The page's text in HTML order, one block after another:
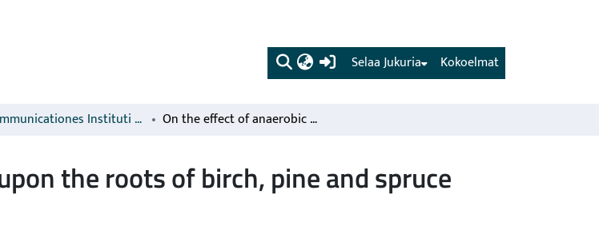
(current) Kokoelmat
Selaa Jukuria
Communicationes Instituti Forestalis Fenniae On the effect of anaerobic media upon the roots of birch, pine and spruce seedlings.
the roots of birch, pine and spruce